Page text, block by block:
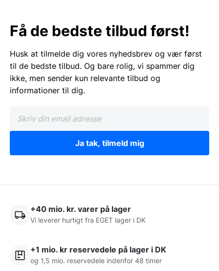
Få de bedste tilbud først!
Husk at tilmelde dig vores nyhedsbrev og vær først
til de bedste tilbud. Og bare rolig, vi spammer dig
ikke, men sender kun relevante tilbud og
informationer til dig.
Ja tak, tilmeld mig
+40 mio. kr. varer på lager
Vi leverer hurtigt fra EGET lager i DK
+1 mio. kr reservedele på lager i DK
og 1,5 mio. reservedele indenfor 48 timer